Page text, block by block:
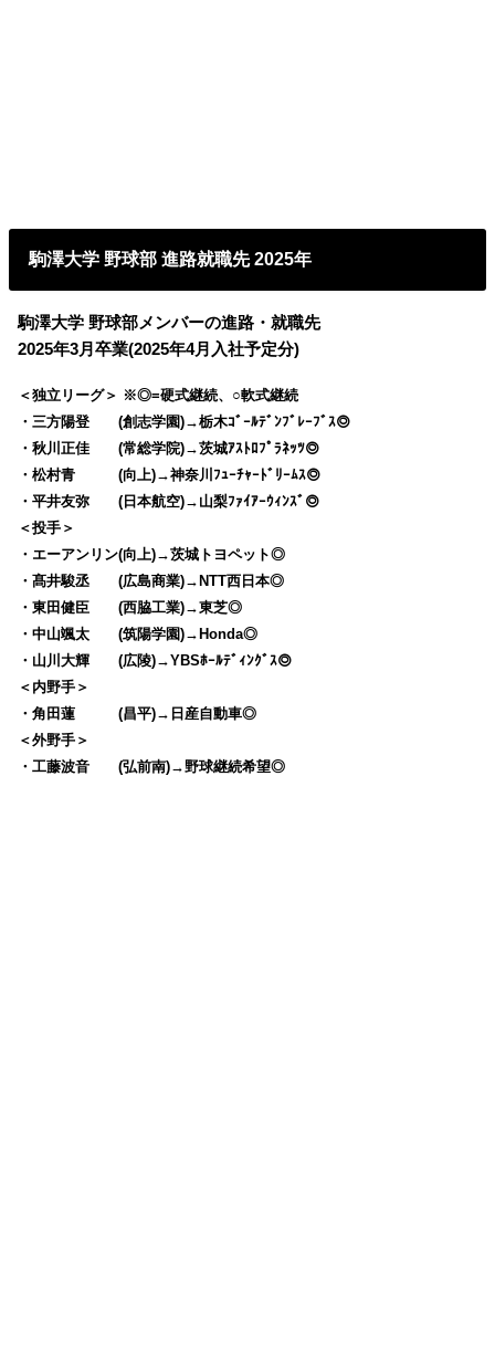
駒澤大学 野球部 進路就職先 2025年
駒澤大学 野球部メンバーの進路・就職先
2025年3月卒業(2025年4月入社予定分)
＜独立リーグ＞ ※◎=硬式継続、○軟式継続
・三方陽登 (創志学園)→栃木ｺﾞｰﾙﾃﾞﾝﾌﾞﾚｰﾌﾞｽ◎
・秋川正佳 (常総学院)→茨城ｱｽﾄﾛﾌﾟﾗﾈｯﾂ◎
・松村青 (向上)→神奈川ﾌｭｰﾁｬｰﾄﾞﾘｰﾑｽ◎
・平井友弥 (日本航空)→山梨ﾌｧｲｱｰｳｨﾝｽﾞ◎
＜投手＞
・エーアンリン(向上)→茨城トヨペット◎
・髙井駿丞 (広島商業)→NTT西日本◎
・東田健臣 (西脇工業)→東芝◎
・中山颯太 (筑陽学園)→Honda◎
・山川大輝 (広陵)→YBSﾎｰﾙﾃﾞｨﾝｸﾞｽ◎
＜内野手＞
・角田蓮 (昌平)→日産自動車◎
＜外野手＞
・工藤波音 (弘前南)→野球継続希望◎